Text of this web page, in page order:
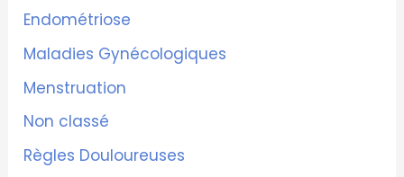
Endométriose
Maladies Gynécologiques
Menstruation
Non classé
Règles Douloureuses